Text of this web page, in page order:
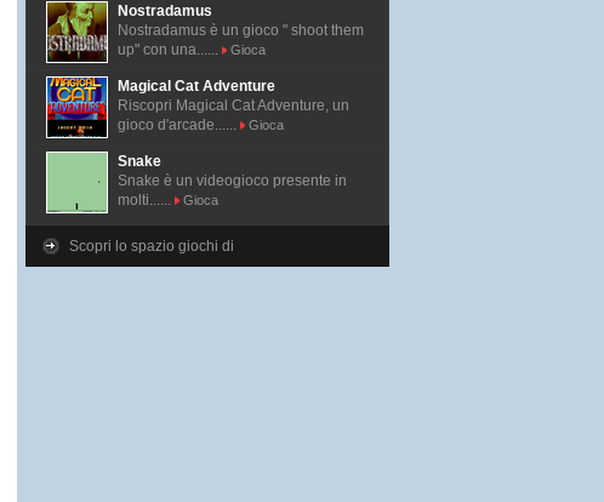
Nostradamus
Nostradamus è un gioco " shoot them
up" con una......
Gioca
Magical Cat Adventure
Riscopri Magical Cat Adventure, un
gioco d'arcade......
Gioca
Snake
Snake è un videogioco presente in
molti......
Gioca
Scopri lo spazio giochi di